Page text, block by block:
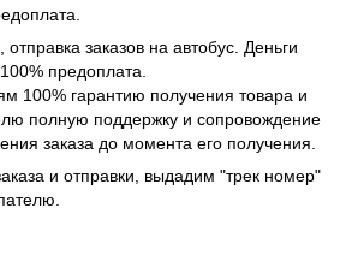
заказов на автобус. Деньги
предоплата.
100% гарантию получения товара и
полную поддержку и сопровождение
заказа до момента его получения.
и отправки, выдадим "трек номер"